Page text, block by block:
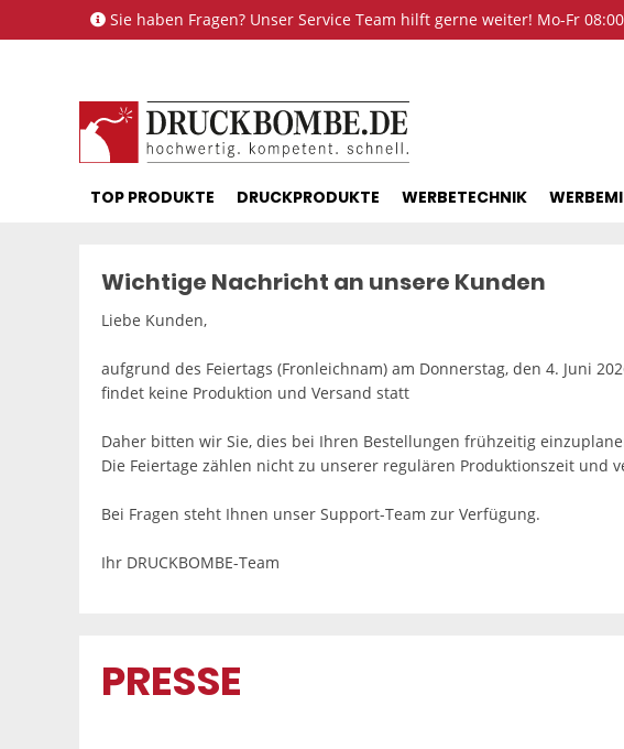
Sie haben Fragen? Unser Service Team hilft gerne weiter! Mo-Fr
TOP PRODUKTE DRUCKPRODUKTE WERBETECHNIK
Wichtige Nachricht an unsere Kunden
Liebe Kunden,
aufgrund des Feiertags (Fronleichnam) am Donnerstag, den 4. Juni
findet keine Produktion und Versand statt
Daher bitten wir Sie, dies bei Ihren Bestellungen frühzeitig
Die Feiertage zählen nicht zu unserer regulären Produktionszeit und
Bei Fragen steht Ihnen unser Support-Team zur Verfügung.
Ihr DRUCKBOMBE-Team
PRESSE